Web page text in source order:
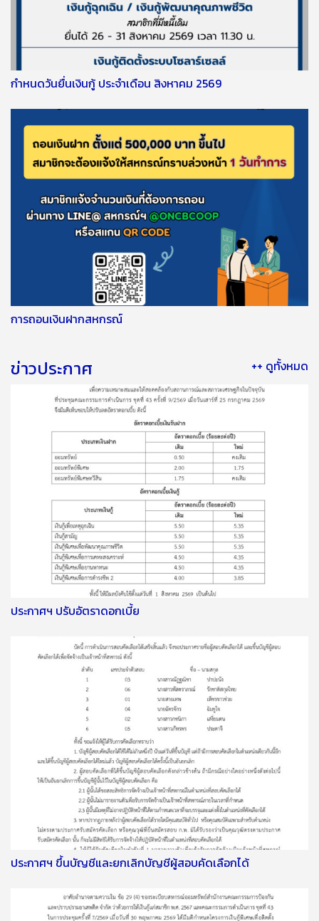
กำหนดวันยื่นเงินกู้ ประจำเดือน สิงหาคม 2569
การถอนเงินฝากสหกรณ์
ข่าวประกาศ ++ ดูทั้งหมด
ประกาศฯ ปรับอัตราดอกเบี้ย
ประกาศฯ ขึ้นบัญชีและยกเลิกบัญชีผู้สอบคัดเลือกได้